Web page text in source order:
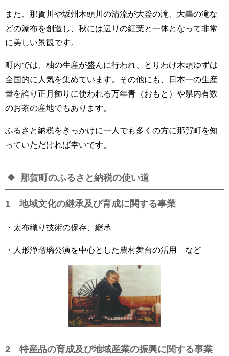
また、那賀川や坂州木頭川の清流が大釜の滝、大轟の滝な
どの瀑布を創造し、秋には辺りの紅葉と一体となって非常
に美しい景観です。
町内では、柚の生産が盛んに行われ、とりわけ木頭ゆずは
全国的に人気を集めています。その他にも、日本一の生産
量を誇り正月飾りに使われる万年青（おもと）や県内有数
のお茶の産地でもあります。
ふるさと納税をきっかけに一人でも多くの方に那賀町を知
っていただければ幸いです。
那賀町のふるさと納税の使い道
1 地域文化の継承及び育成に関する事業
・太布織り技術の保存、継承
・人形浄瑠璃公演を中心とした農村舞台の活用 など
2 特産品の育成及び地域産業の振興に関する事業